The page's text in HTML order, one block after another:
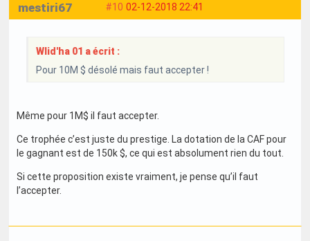
#10 02-12-2018 22:41
mestiri67
Wlid'ha 01 a écrit :
Pour 10M $ désolé mais faut accepter !
Même pour 1M$ il faut accepter.
Ce trophée c’est juste du prestige. La dotation de la CAF pour
le gagnant est de 150k $, ce qui est absolument rien du tout.
Si cette proposition existe vraiment, je pense qu’il faut
l’accepter.